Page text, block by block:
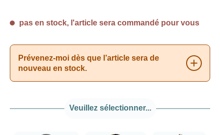
pas en stock, l'article sera commandé pour vous
Prévenez-moi dès que l’article sera de
nouveau en stock.
Veuillez sélectionner...